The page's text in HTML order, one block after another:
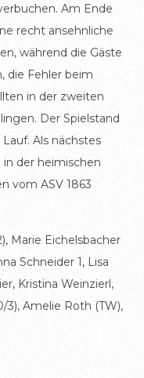
Am Ende
recht ansehnliche
während die Gäste
die Fehler beim
in der zweiten
Der Spielstand
Als nächstes
der heimischen
vom ASV 1863
Marie Eichelsbacher
Schneider 1, Lisa
Kristina Weinzierl,
3), Amelie Roth (TW),